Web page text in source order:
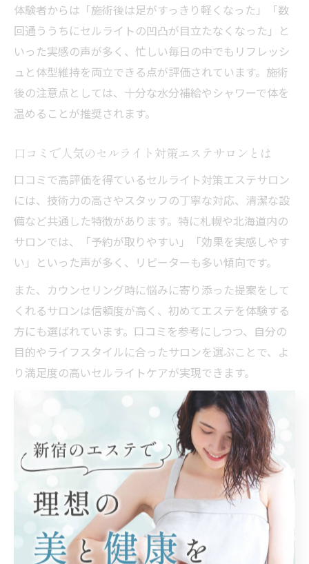
体験者からは「施術後は足がすっきり軽くなった」「数
回通ううちにセルライトの凹凸が目立たなくなった」と
いった実感の声が多く、忙しい毎日の中でもリフレッシ
ュと体型維持を両立できる点が評価されています。施術
後の注意点としては、十分な水分補給やシャワーで体を
温めることが推奨されます。
口コミで人気のセルライト対策エステサロンとは
口コミで高評価を得ているセルライト対策エステサロン
には、技術力の高さやスタッフの丁寧な対応、清潔な設
備など共通した特徴があります。特に札幌や北海道内の
サロンでは、「予約が取りやすい」「効果を実感しやす
い」といった声が多く、リピーターも多い傾向です。
また、カウンセリング時に悩みに寄り添った提案をして
くれるサロンは信頼度が高く、初めてエステを体験する
方にも選ばれています。口コミを参考にしつつ、自分の
目的やライフスタイルに合ったサロンを選ぶことで、よ
り満足度の高いセルライトケアが実現できます。
実感できる浮腫み改善とエステ選
びのコツ
浮腫み改善を実感できるエステサロンの選び方
エステサロンで本当に浮腫み改善を実感したい場合、北
海道の気候や生活リズムに合ったサロン選びが重要で